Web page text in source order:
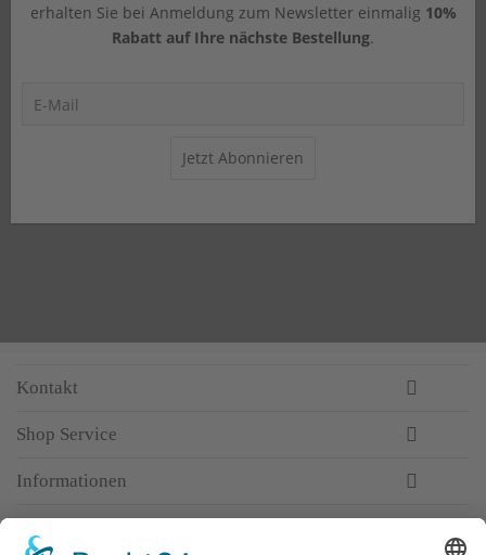
erhalten Sie bei Anmeldung zum Newsletter einmalig 10%
Rabatt auf Ihre nächste Bestellung.
Jetzt Abonnieren
Kontakt
Shop Service
Informationen